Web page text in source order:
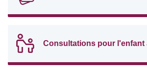
Consultations pour l'enfant